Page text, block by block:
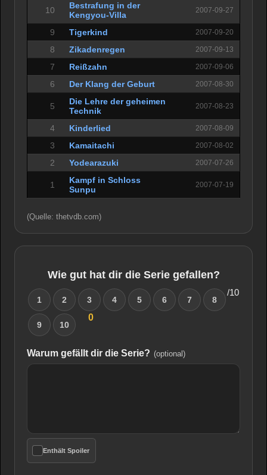
10
Bestrafung in der
Kengyou-Villa
2007-09-27
9 Tigerkind 2007-09-20
8 Zikadenregen 2007-09-13
7 Reißzahn 2007-09-06
6 Der Klang der Geburt 2007-08-30
5
Die Lehre der geheimen
Technik
2007-08-23
4 Kinderlied 2007-08-09
3 Kamaitachi 2007-08-02
2 Yodearazuki 2007-07-26
1
Kampf in Schloss
Sunpu
2007-07-19
(Quelle: thetvdb.com)
Wie gut hat dir die Serie gefallen?
1 2 3 4 5 6 7 8
9 10
0
/10
Warum gefällt dir die Serie? (optional)
Enthält Spoiler